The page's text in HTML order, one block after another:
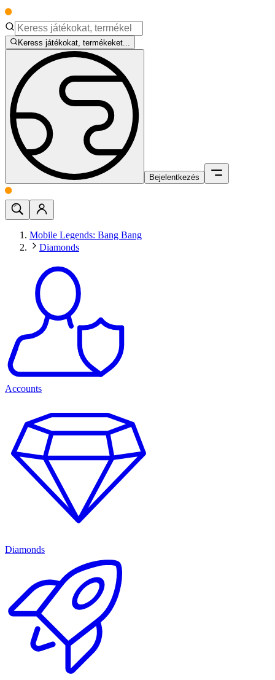
Keress játékokat, termékeket...
Bejelentkezés
Mobile Legends: Bang Bang
Diamonds
Accounts
Diamonds